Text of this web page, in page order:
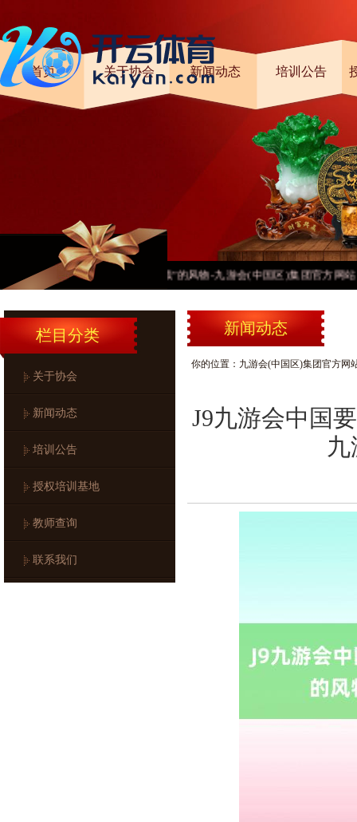
首页 关于协会 新闻动态 培训公告
些标签“绿色”“可握续”的风物-九游会(中国区)集团官方网站
栏目分类
关于协会
新闻动态
培训公告
授权培训基地
教师查询
联系我们
新闻动态
你的位置： 九游会(中国区)集团官方网
J9九游会中国